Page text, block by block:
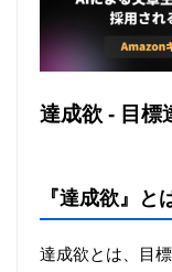
達成欲 - 目標
『達成欲』と
達成欲とは、目